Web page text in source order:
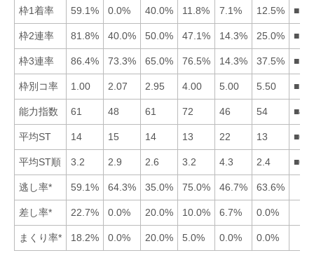
枠1着率 59.1% 0.0% 40.0% 11.8% 7.1% 12.5%
枠2連率 81.8% 40.0% 50.0% 47.1% 14.3% 25.0%
枠3連率 86.4% 73.3% 65.0% 76.5% 14.3% 37.5%
枠別コ率 1.00 2.07 2.95 4.00 5.00 5.50
能力指数 61 48 61 72 46 54
平均ST 14 15 14 13 22 13
平均ST順 3.2 2.9 2.6 3.2 4.3 2.4
逃し率* 59.1% 64.3% 35.0% 75.0% 46.7% 63.6%
差し率* 22.7% 0.0% 20.0% 10.0% 6.7% 0.0%
まくり率* 18.2% 0.0% 20.0% 5.0% 0.0% 0.0%